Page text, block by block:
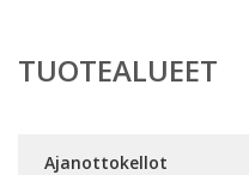
TUOTEALUEET
Ajanottokellot